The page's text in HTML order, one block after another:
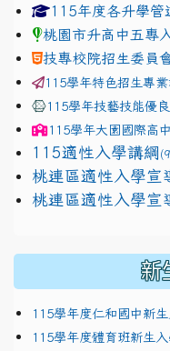
link to https://
115年度各升學管
桃園市升高中五專
技專校院招生委員
115學年特色招生專
115學年技藝技能優
115學年大園國際高中
115適性入學講綱
link to https://
桃連區適性入學宣
link to https://
桃連區適性入學宣
新
115學年度仁和國中新
115學年度體育班新生入